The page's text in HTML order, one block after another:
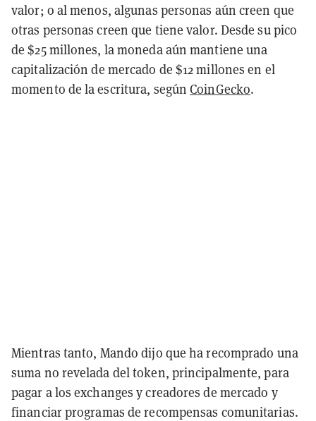
valor; o al menos, algunas personas aún creen que
otras personas creen que tiene valor. Desde su pico
de $25 millones, la moneda aún mantiene una
capitalización de mercado de $12 millones en el
momento de la escritura, segúnCoinGecko.
Mientras tanto, Mando dijo que ha recomprado una
suma no revelada del token, principalmente, para
pagar a los exchanges y creadores de mercado y
financiar programas de recompensas comunitarias.